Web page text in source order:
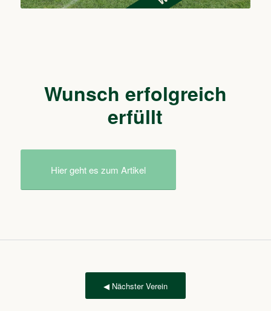
Wunsch erfolgreich
erfüllt
Hier geht es zum Artikel
◀ Nächster Verein